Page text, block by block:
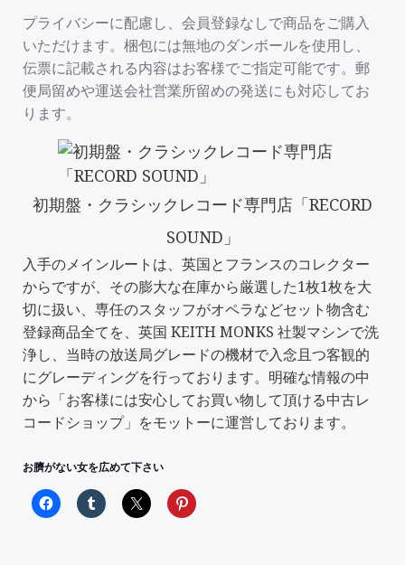
プライバシーに配慮し、会員登録なしで商品をご購入
いただけます。梱包には無地のダンボールを使用し、
伝票に記載される内容はお客様でご指定可能です。郵
便局留めや運送会社営業所留めの発送にも対応してお
ります。
初期盤・クラシックレコード専門店「RECORD
SOUND」
入手のメインルートは、英国とフランスのコレクター
からですが、その膨大な在庫から厳選した1枚1枚を大
切に扱い、専任のスタッフがオペラなどセット物含む
登録商品全てを、英国 KEITH MONKS 社製マシンで洗
浄し、当時の放送局グレードの機材で入念且つ客観的
にグレーディングを行っております。明確な情報の中
から「お客様には安心してお買い物して頂ける中古レ
コードショップ」をモットーに運営しております。
お臍がない女を広めて下さい